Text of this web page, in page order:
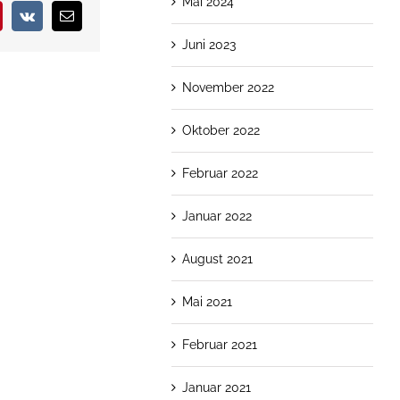
Vk
E-
Mail
Juni 2023
November 2022
Oktober 2022
Februar 2022
Januar 2022
August 2021
Mai 2021
Februar 2021
Januar 2021